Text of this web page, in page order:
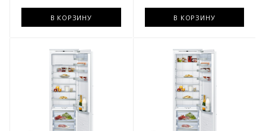
В КОРЗИНУ В КОРЗИНУ